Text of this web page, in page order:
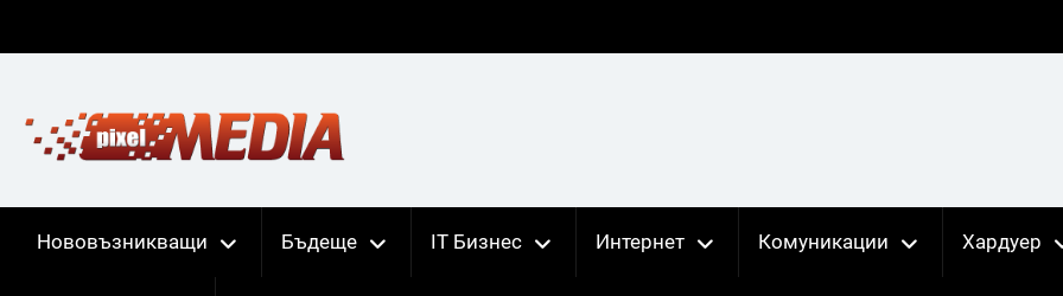
Нововъзникващи Бъдеще IT Бизнес Интернет Комуникации Хардуер